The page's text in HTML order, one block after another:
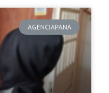
AGENCIAPANA